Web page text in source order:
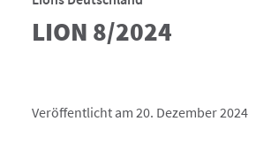
LION 8/2024
Veröffentlicht am 20. Dezember 2024